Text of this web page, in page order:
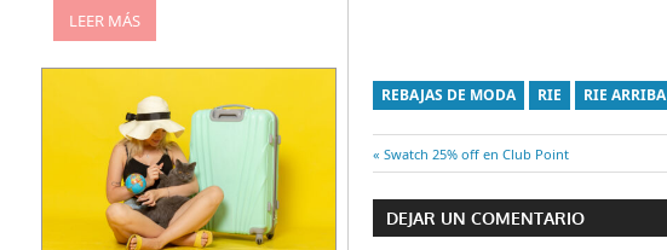
REBAJAS DE MODA RIE RIE ARRIBA
Navegación
de
Entrada
anterior:
Swatch 25% off en Club Point
DEJAR UN COMENTARIO
LEER MÁS